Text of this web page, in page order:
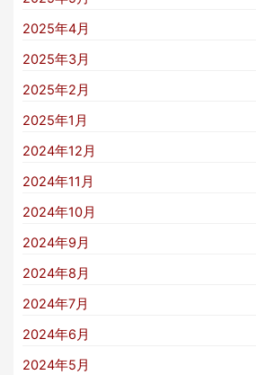
2025年4月
2025年3月
2025年2月
2025年1月
2024年12月
2024年11月
2024年10月
2024年9月
2024年8月
2024年7月
2024年6月
2024年5月